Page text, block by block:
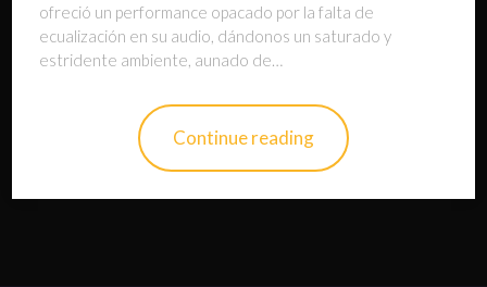
ofreció un performance opacado por la falta de
ecualización en su audio, dándonos un saturado y
estridente ambiente, aunado de…
Continue reading